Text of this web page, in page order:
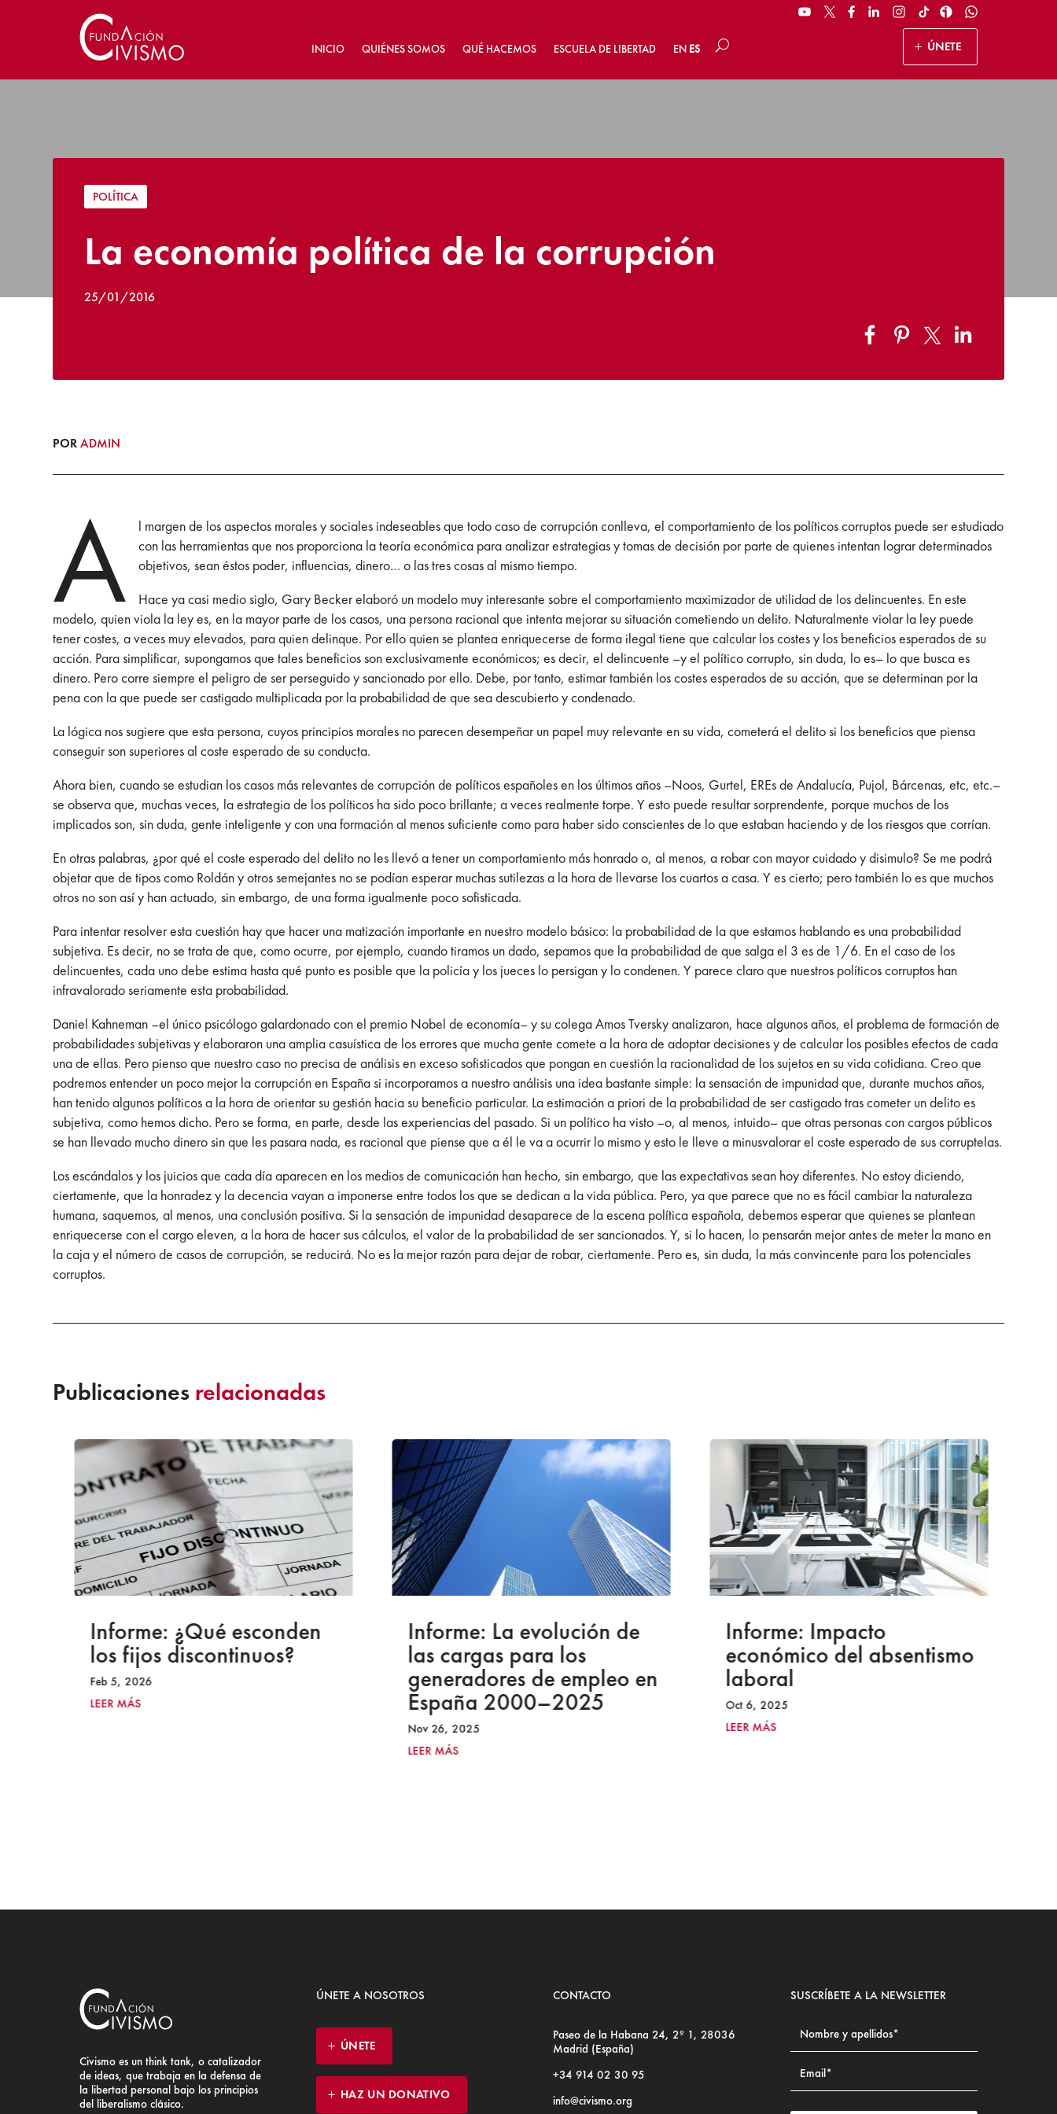
INICIO QUIÉNES SOMOS QUÉ HACEMOS ESCUELA DE LIBERTAD EN ES ÚNETE
POLÍTICA
La economía política de la corrupción
25/01/2016
PORADMIN
A
l margen de los aspectos morales y sociales indeseables que todo caso de corrupción conlleva, el comportamiento de los políticos corruptos puede ser estudiado
con las herramientas que nos proporciona la teoría económica para analizar estrategias y tomas de decisión por parte de quienes intentan lograr determinados
objetivos, sean éstos poder, influencias, dinero… o las tres cosas al mismo tiempo.
Hace ya casi medio siglo, Gary Becker elaboró un modelo muy interesante sobre el comportamiento maximizador de utilidad de los delincuentes. En este
modelo, quien viola la ley es, en la mayor parte de los casos, una persona racional que intenta mejorar su situación cometiendo un delito. Naturalmente violar la ley puede
tener costes, a veces muy elevados, para quien delinque. Por ello quien se plantea enriquecerse de forma ilegal tiene que calcular los costes y los beneficios esperados de su
acción. Para simplificar, supongamos que tales beneficios son exclusivamente económicos; es decir, el delincuente –y el político corrupto, sin duda, lo es– lo que busca es
dinero. Pero corre siempre el peligro de ser perseguido y sancionado por ello. Debe, por tanto, estimar también los costes esperados de su acción, que se determinan por la
pena con la que puede ser castigado multiplicada por la probabilidad de que sea descubierto y condenado.
La lógica nos sugiere que esta persona, cuyos principios morales no parecen desempeñar un papel muy relevante en su vida, cometerá el delito si los beneficios que piensa
conseguir son superiores al coste esperado de su conducta.
Ahora bien, cuando se estudian los casos más relevantes de corrupción de políticos españoles en los últimos años –Noos, Gurtel, EREs de Andalucía, Pujol, Bárcenas, etc, etc.–
se observa que, muchas veces, la estrategia de los políticos ha sido poco brillante; a veces realmente torpe. Y esto puede resultar sorprendente, porque muchos de los
implicados son, sin duda, gente inteligente y con una formación al menos suficiente como para haber sido conscientes de lo que estaban haciendo y de los riesgos que corrían.
En otras palabras, ¿por qué el coste esperado del delito no les llevó a tener un comportamiento más honrado o, al menos, a robar con mayor cuidado y disimulo? Se me podrá
objetar que de tipos como Roldán y otros semejantes no se podían esperar muchas sutilezas a la hora de llevarse los cuartos a casa. Y es cierto; pero también lo es que muchos
otros no son así y han actuado, sin embargo, de una forma igualmente poco sofisticada.
Para intentar resolver esta cuestión hay que hacer una matización importante en nuestro modelo básico: la probabilidad de la que estamos hablando es una probabilidad
subjetiva. Es decir, no se trata de que, como ocurre, por ejemplo, cuando tiramos un dado, sepamos que la probabilidad de que salga el 3 es de 1/6. En el caso de los
delincuentes, cada uno debe estima hasta qué punto es posible que la policía y los jueces lo persigan y lo condenen. Y parece claro que nuestros políticos corruptos han
infravalorado seriamente esta probabilidad.
Daniel Kahneman –el único psicólogo galardonado con el premio Nobel de economía– y su colega Amos Tversky analizaron, hace algunos años, el problema de formación de
probabilidades subjetivas y elaboraron una amplia casuística de los errores que mucha gente comete a la hora de adoptar decisiones y de calcular los posibles efectos de cada
una de ellas. Pero pienso que nuestro caso no precisa de análisis en exceso sofisticados que pongan en cuestión la racionalidad de los sujetos en su vida cotidiana. Creo que
podremos entender un poco mejor la corrupción en España si incorporamos a nuestro análisis una idea bastante simple: la sensación de impunidad que, durante muchos años,
han tenido algunos políticos a la hora de orientar su gestión hacia su beneficio particular. La estimación a priori de la probabilidad de ser castigado tras cometer un delito es
subjetiva, como hemos dicho. Pero se forma, en parte, desde las experiencias del pasado. Si un político ha visto –o, al menos, intuido– que otras personas con cargos públicos
se han llevado mucho dinero sin que les pasara nada, es racional que piense que a él le va a ocurrir lo mismo y esto le lleve a minusvalorar el coste esperado de sus corruptelas.
Los escándalos y los juicios que cada día aparecen en los medios de comunicación han hecho, sin embargo, que las expectativas sean hoy diferentes. No estoy diciendo,
ciertamente, que la honradez y la decencia vayan a imponerse entre todos los que se dedican a la vida pública. Pero, ya que parece que no es fácil cambiar la naturaleza
humana, saquemos, al menos, una conclusión positiva. Si la sensación de impunidad desaparece de la escena política española, debemos esperar que quienes se plantean
enriquecerse con el cargo eleven, a la hora de hacer sus cálculos, el valor de la probabilidad de ser sancionados. Y, si lo hacen, lo pensarán mejor antes de meter la mano en
la caja y el número de casos de corrupción, se reducirá. No es la mejor razón para dejar de robar, ciertamente. Pero es, sin duda, la más convincente para los potenciales
corruptos.
Publicaciones relacionadas
Informe: ¿Qué esconden
los fijos discontinuos?
Feb 5, 2026
LEER MÁS
Informe: La evolución de
las cargas para los
generadores de empleo en
España 2000–2025
Nov 26, 2025
LEER MÁS
Informe: Impacto
económico del absentismo
laboral
Oct 6, 2025
LEER MÁS
Civismo es un think tank, o catalizador
de ideas, que trabaja en la defensa de
la libertad personal bajo los principios
del liberalismo clásico.
ÚNETE A NOSOTROS
ÚNETE
HAZ UN DONATIVO
CONTACTO
Paseo de la Habana 24, 2º 1, 28036
Madrid (España)
+34 914 02 30 95
info@civismo.org
SUSCRÍBETE A LA NEWSLETTER